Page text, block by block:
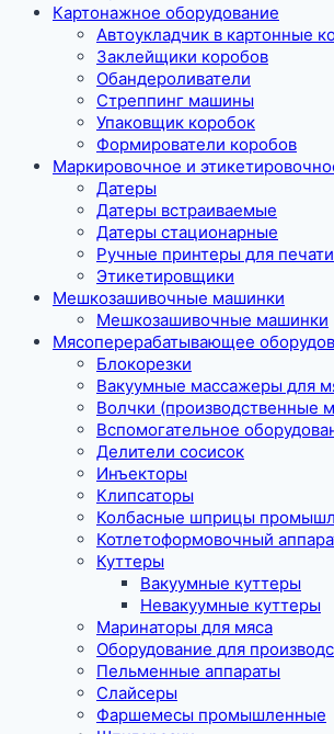
Картонажное оборудование
Автоукладчик в картонные
Заклейщики коробов
Обандероливатели
Стреппинг машины
Упаковщик коробок
Формирователи коробов
Маркировочное и
Датеры
Датеры встраиваемые
Датеры стационарные
Ручные принтеры для печати
Этикетировщики
Мешкозашивочные машинки
Мешкозашивочные машинки
Мясоперерабатывающее
Блокорезки
Вакуумные массажеры для
Волчки (производственные
Вспомогательное
Делители сосисок
Инъекторы
Клипсаторы
Колбасные шприцы
Котлетоформовочный
Куттеры
Вакуумные куттеры
Невакуумные куттеры
Маринаторы для мяса
Оборудование для
Пельменные аппараты
Слайсеры
Фаршемесы промышленные